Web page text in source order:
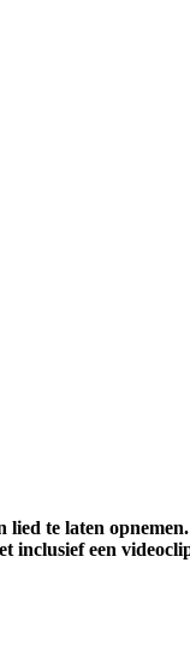
te laten
inclusief een